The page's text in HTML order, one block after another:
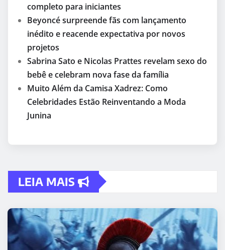
completo para iniciantes
Beyoncé surpreende fãs com lançamento
inédito e reacende expectativa por novos
projetos
Sabrina Sato e Nicolas Prattes revelam sexo do
bebê e celebram nova fase da família
Muito Além da Camisa Xadrez: Como
Celebridades Estão Reinventando a Moda
Junina
LEIA MAIS